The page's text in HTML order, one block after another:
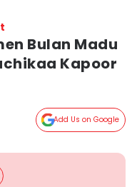
Bulan Madu
Kapoor
Add Us on Google